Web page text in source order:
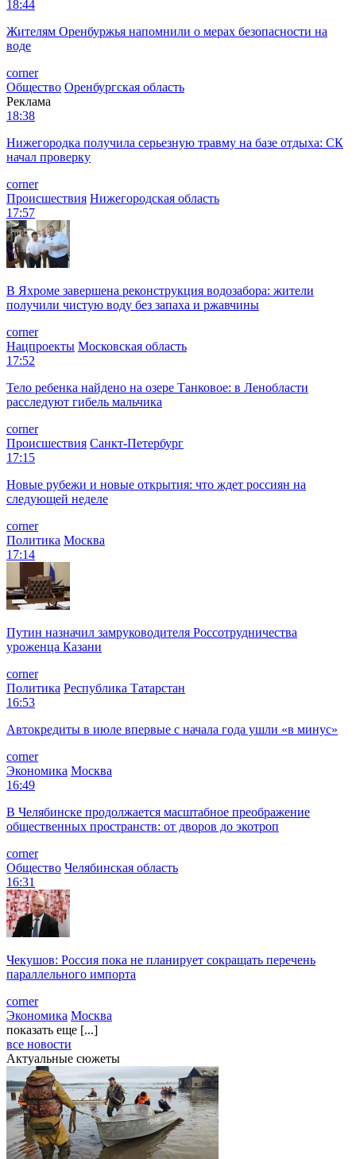
18:44
Жителям Оренбуржья напомнили о мерах безопасности на
воде
corner
Общество Оренбургская область
Реклама
18:38
Нижегородка получила серьезную травму на базе отдыха: СК
начал проверку
corner
Происшествия Нижегородская область
17:57
В Яхроме завершена реконструкция водозабора: жители
получили чистую воду без запаха и ржавчины
corner
Нацпроекты Московская область
17:52
Тело ребенка найдено на озере Танковое: в Ленобласти
расследуют гибель мальчика
corner
Происшествия Санкт-Петербург
17:15
Новые рубежи и новые открытия: что ждет россиян на
следующей неделе
corner
Политика Москва
17:14
Путин назначил замруководителя Россотрудничества
уроженца Казани
corner
Политика Республика Татарстан
16:53
Автокредиты в июле впервые с начала года ушли «в минус»
corner
Экономика Москва
16:49
В Челябинске продолжается масштабное преображение
общественных пространств: от дворов до экотроп
corner
Общество Челябинская область
16:31
Чекушов: Россия пока не планирует сокращать перечень
параллельного импорта
corner
Экономика Москва
показать еще [...]
все новости
Актуальные сюжеты